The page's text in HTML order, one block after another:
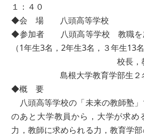
１：４０
◆会 場 八頭高等学校
◆参加者 八頭高等学校 教職を
（1年生3名，2年生3名，３年生13名
校長，教頭，
島根大学教育学部生２名
◆概 要
八頭高等学校の「未来の教師塾
のあと大学教員から，大学が求め
力，教師に求められる力，教育学